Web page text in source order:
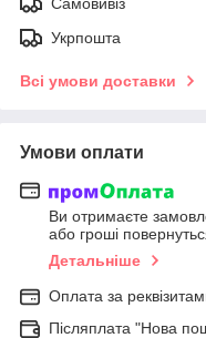
Укрпошта
Всі умови доставки
Умови оплати
Ви отримаєте
або гроші
Детальніше
Оплата за
Післяплата "Нова